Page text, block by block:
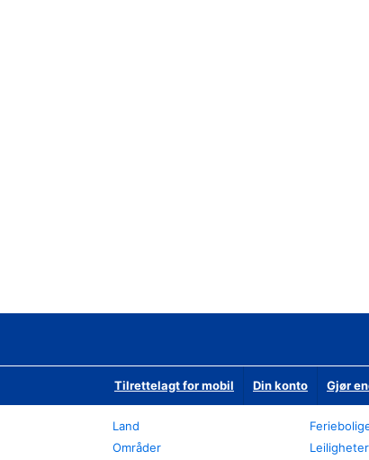
Tilrettelagt for mobil Din konto Gjør
Land
Områder
Leiligheter